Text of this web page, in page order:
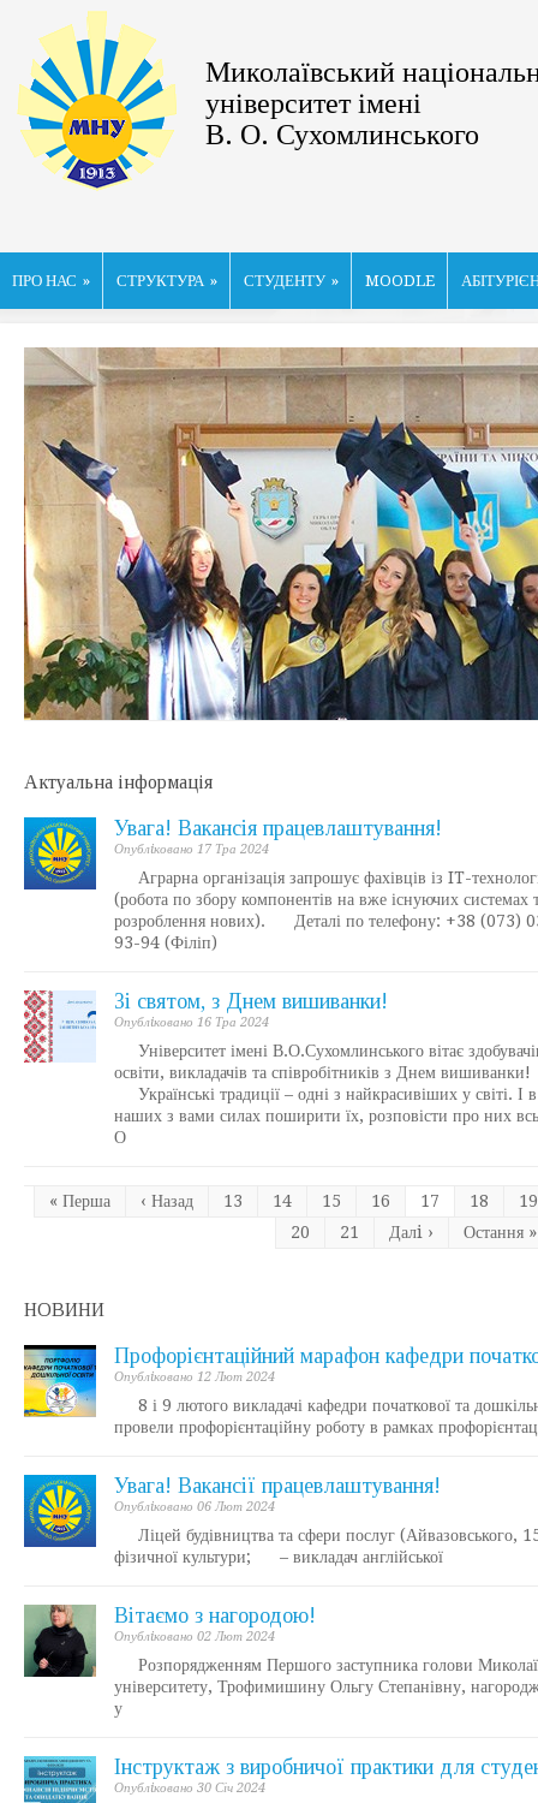
Миколаївський
університет імені
В. О. Сухомлинського
ПРО НАС » СТРУКТУРА » СТУДЕНТУ » MOODLE
Актуальна інформація
Увага! Вакансія працевлаштування!
Опублiковано 17 Тра 2024
Аграрна організація запрошує фахівців із IT-
(робота по збору компонентів на вже існуючих системах
розроблення нових). Деталі по телефону: +38 (073)
93-94 (Філіп)
Зі святом, з Днем вишиванки!
Опублiковано 16 Тра 2024
Університет імені В.О.Сухомлинського вітає
освіти, викладачів та співробітників з Днем вишиванки!
Українські традиції – одні з найкрасивіших у світі. І в
наших з вами силах поширити їх, розповісти про них
О
« Перша ‹ Назад 13 14 15 16 17 18
19
20
21 Далi › Остання »
НОВИНИ
Профорієнтаційний марафон кафедри
Опублiковано 12 Лют 2024
8 і 9 лютого викладачі кафедри початкової та
провели профорієнтаційну роботу в рамках
Увага! Вакансії працевлаштування!
Опублiковано 06 Лют 2024
Ліцей будівництва та сфери послуг
фізичної культури; – викладач англійської
Вітаємо з нагородою!
Опублiковано 02 Лют 2024
Розпорядженням Першого заступника голови
університету, Трофимишину Ольгу Степанівну,
у
Інструктаж з виробничої практики для
Опублiковано 30 Січ 2024